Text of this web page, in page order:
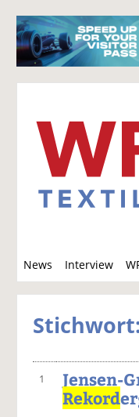
News Interview
1
Jensen-
Rekord